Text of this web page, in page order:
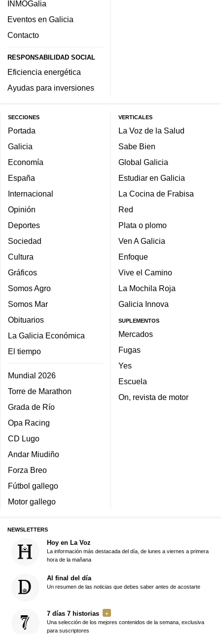
INMOGalia
Eventos en Galicia
Contacto
RESPONSABILIDAD SOCIAL
Eficiencia energética
Ayudas para inversiones
SECCIONES
Portada
Galicia
Economía
España
Internacional
Opinión
Deportes
Sociedad
Cultura
Gráficos
Somos Agro
Somos Mar
Obituarios
La Galicia Económica
El tiempo
Mundial 2026
Torre de Marathon
Grada de Río
Opa Racing
CD Lugo
Andar Miudiño
Forza Breo
Fútbol gallego
Motor gallego
VERTICALES
La Voz de la Salud
Sabe Bien
Global Galicia
Estudiar en Galicia
La Cocina de Frabisa
Red
Plata o plomo
Ven A Galicia
Enfoque
Vive el Camino
La Mochila Roja
Galicia Innova
SUPLEMENTOS
Mercados
Fugas
Yes
Escuela
On, revista de motor
NEWSLETTERS
Hoy en La Voz
La información más destacada del día, de lunes a viernes a primera
hora de la mañana
Al final del día
Un resumen de las noticias que debes saber antes de acostarte
7 días 7 historias
Una selección de los mejores contenidos de la semana, exclusiva
para suscriptores